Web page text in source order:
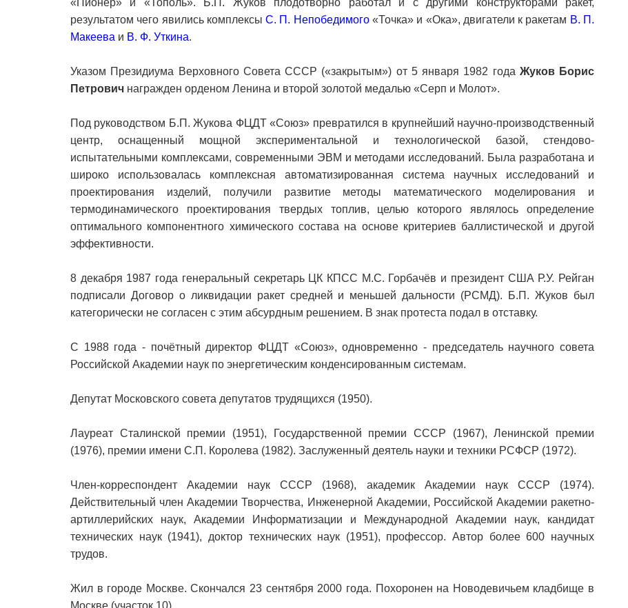
«Пионер» и «Тополь». Б.П. Жуков плодотворно работал и с другими конструкторами ракет,
результатом чего явились комплексыС. П. Непобедимого«Точка» и «Ока», двигатели к ракетам В. П.
Макеева и В. Ф. Уткина.
Указом Президиума Верховного Совета СССР («закрытым») от 5 января 1982 года Жуков Борис
Петрович награжден орденом Ленина и второй золотой медалью «Серп и Молот».
Под руководством Б.П. Жукова ФЦДТ «Союз» превратился в крупнейший научно-производственный
центр, оснащенный мощной экспериментальной и технологической базой, стендово-
испытательными комплексами, современными ЭВМ и методами исследований. Была разработана и
широко использовалась комплексная автоматизированная система научных исследований и
проектирования изделий, получили развитие методы математического моделирования и
термодинамического проектирования твердых топлив, целью которого являлось определение
оптимального компонентного химического состава на основе критериев баллистической и другой
эффективности.
8 декабря 1987 года генеральный секретарь ЦК КПСС М.С. Горбачёв и президент США Р.У. Рейган
подписали Договор о ликвидации ракет средней и меньшей дальности (РСМД). Б.П. Жуков был
категорически не согласен с этим абсурдным решением. В знак протеста подал в отставку.
С 1988 года - почётный директор ФЦДТ «Союз», одновременно - председатель научного совета
Российской Академии наук по энергетическим конденсированным системам.
Депутат Московского совета депутатов трудящихся (1950).
Лауреат Сталинской премии (1951), Государственной премии СССР (1967), Ленинской премии
(1976), премии имени С.П. Королева (1982). Заслуженный деятель науки и техники РСФСР (1972).
Член-корреспондент Академии наук СССР (1968), академик Академии наук СССР (1974).
Действительный член Академии Творчества, Инженерной Академии, Российской Академии ракетно-
артиллерийских наук, Академии Информатизации и Международной Академии наук, кандидат
технических наук (1941), доктор технических наук (1951), профессор. Автор более 600 научных
трудов.
Жил в городе Москве. Скончался 23 сентября 2000 года. Похоронен на Новодевичьем кладбище в